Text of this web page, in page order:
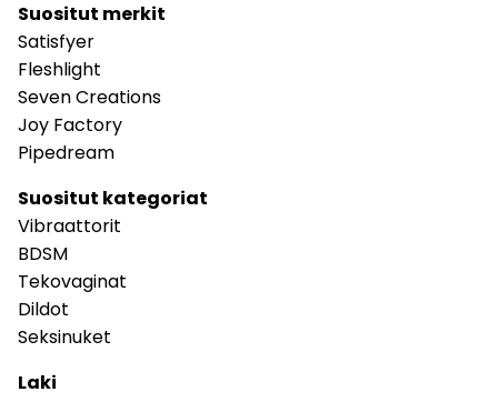
Suositut merkit
Satisfyer
Fleshlight
Seven Creations
Joy Factory
Pipedream
Suositut kategoriat
Vibraattorit
BDSM
Tekovaginat
Dildot
Seksinuket
Laki